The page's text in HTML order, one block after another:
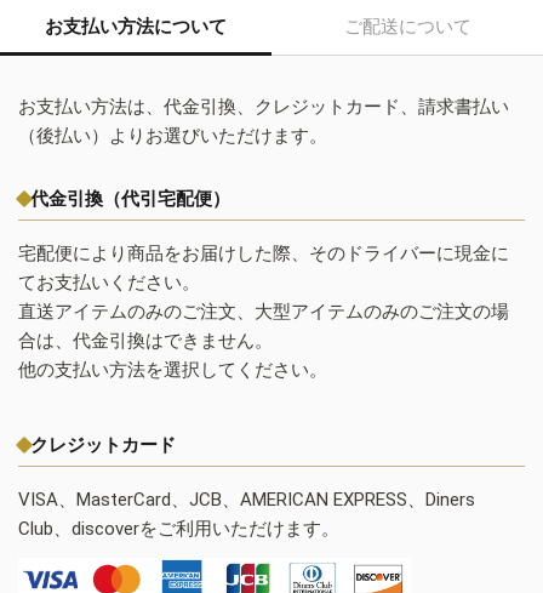
お支払い方法について ご配送について
お支払い方法は、代金引換、クレジットカード、請求書払い
（後払い）よりお選びいただけます。
代金引換（代引宅配便）
宅配便により商品をお届けした際、そのドライバーに現金に
てお支払いください。
直送アイテムのみのご注文、大型アイテムのみのご注文の場
合は、代金引換はできません。
他の支払い方法を選択してください。
クレジットカード
VISA、MasterCard、JCB、AMERICAN EXPRESS、Diners
Club、discoverをご利用いただけます。